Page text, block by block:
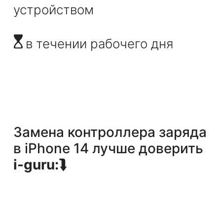
устройством
в течении рабочего дня
Замена контроллера заряда
в iPhone 14 лучше доверить
i-guru:⮯